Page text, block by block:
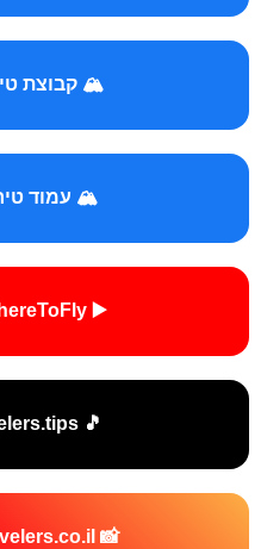
🏔️ קבוצת
🏔️ עמוד
▶️ YouTube - WhereToFly
🎵 TikTok - travelers.tips
📸 Instagram - travelers.co.il